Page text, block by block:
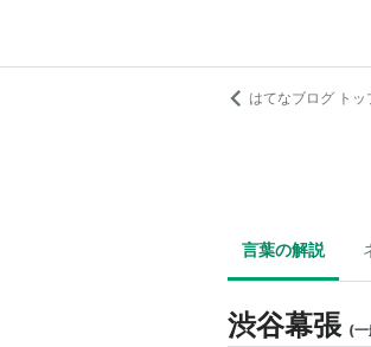
はてなブログ トッ
言葉の解説
渋谷幕張 (